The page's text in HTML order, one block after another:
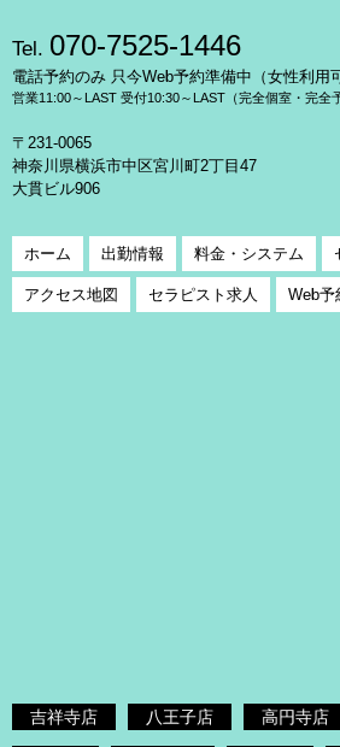
Tel. 070-7525-1446
電話予約のみ 只今Web予約準備中（女性利用
営業11:00～LAST 受付10:30～LAST（完全個室・完全
〒231-0065
神奈川県横浜市中区宮川町2丁目47
大貫ビル906
ホーム 出勤情報 料金・システム
アクセス地図 セラピスト求人 Web予
吉祥寺店 八王子店 高円寺店